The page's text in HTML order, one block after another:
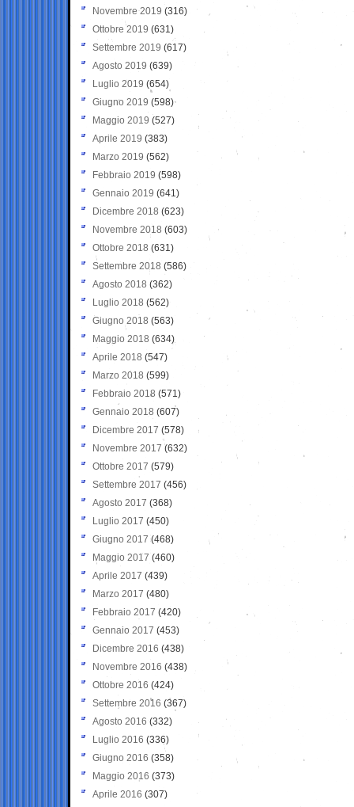
Novembre 2019 (316)
Ottobre 2019 (631)
Settembre 2019 (617)
Agosto 2019 (639)
Luglio 2019 (654)
Giugno 2019 (598)
Maggio 2019 (527)
Aprile 2019 (383)
Marzo 2019 (562)
Febbraio 2019 (598)
Gennaio 2019 (641)
Dicembre 2018 (623)
Novembre 2018 (603)
Ottobre 2018 (631)
Settembre 2018 (586)
Agosto 2018 (362)
Luglio 2018 (562)
Giugno 2018 (563)
Maggio 2018 (634)
Aprile 2018 (547)
Marzo 2018 (599)
Febbraio 2018 (571)
Gennaio 2018 (607)
Dicembre 2017 (578)
Novembre 2017 (632)
Ottobre 2017 (579)
Settembre 2017 (456)
Agosto 2017 (368)
Luglio 2017 (450)
Giugno 2017 (468)
Maggio 2017 (460)
Aprile 2017 (439)
Marzo 2017 (480)
Febbraio 2017 (420)
Gennaio 2017 (453)
Dicembre 2016 (438)
Novembre 2016 (438)
Ottobre 2016 (424)
Settembre 2016 (367)
Agosto 2016 (332)
Luglio 2016 (336)
Giugno 2016 (358)
Maggio 2016 (373)
Aprile 2016 (307)